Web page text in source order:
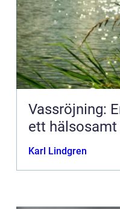
Vassröjning:
ett
Karl Lindgren